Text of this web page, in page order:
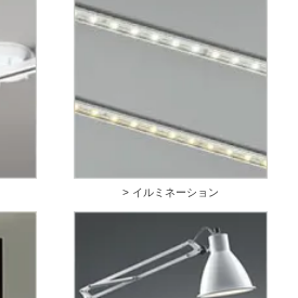
> イルミネーション